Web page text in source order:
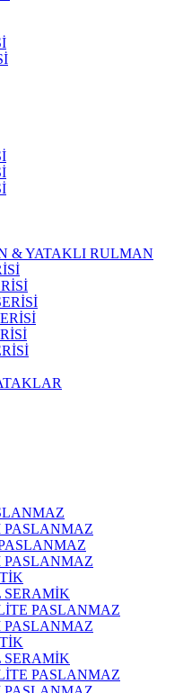
& YATAKLI RULMAN
PASLANMAZ
PASLANMAZ
SERAMİK
PASLANMAZ
PASLANMAZ
SERAMİK
PASLANMAZ